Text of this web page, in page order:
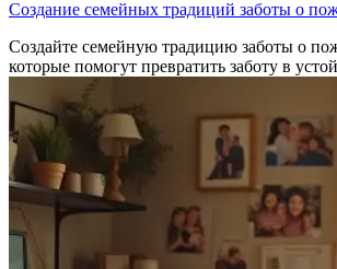
Создание семейных традиций заботы о
Создайте семейную традицию заботы о
которые помогут превратить заботу в